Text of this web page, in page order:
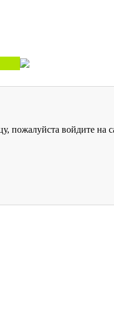
пожалуйста войдите на